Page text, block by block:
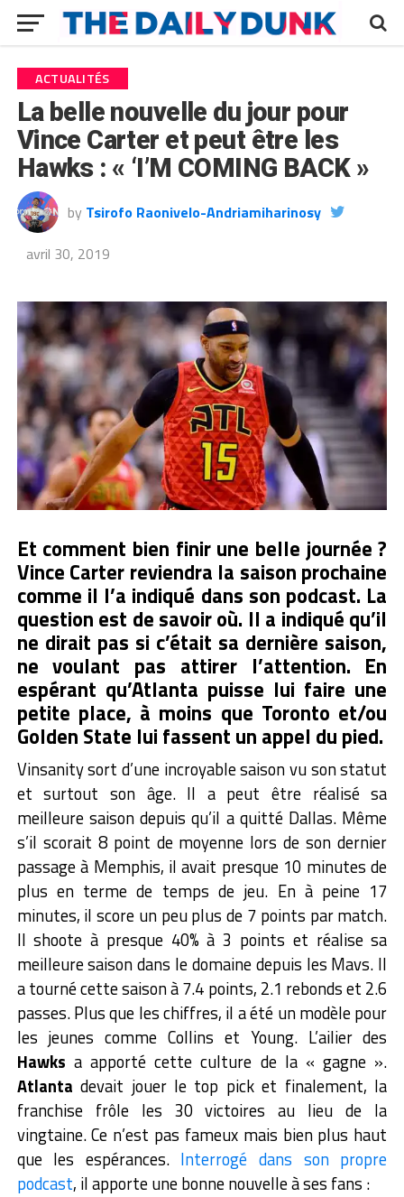
ACTUALITÉS
La belle nouvelle du jour pour
Vince Carter et peut être les
Hawks : « ‘I’M COMING BACK »
by Tsirofo Raonivelo-Andriamiharinosy
avril 30, 2019
Et comment bien finir une belle journée ?
Vince Carter reviendra la saison prochaine
comme il l’a indiqué dans son podcast. La
question est de savoir où. Il a indiqué qu’il
ne dirait pas si c’était sa dernière saison,
ne voulant pas attirer l’attention. En
espérant qu’Atlanta puisse lui faire une
petite place, à moins que Toronto et/ou
Golden State lui fassent un appel du pied.
Vinsanity sort d’une incroyable saison vu son statut
et surtout son âge. Il a peut être réalisé sa
meilleure saison depuis qu’il a quitté Dallas. Même
s’il scorait 8 point de moyenne lors de son dernier
passage à Memphis, il avait presque 10 minutes de
plus en terme de temps de jeu. En à peine 17
minutes, il score un peu plus de 7 points par match.
Il shoote à presque 40% à 3 points et réalise sa
meilleure saison dans le domaine depuis les Mavs. Il
a tourné cette saison à 7.4 points, 2.1 rebonds et 2.6
passes. Plus que les chiffres, il a été un modèle pour
les jeunes comme Collins et Young. L’ailier des
Hawks a apporté cette culture de la « gagne ».
Atlanta devait jouer le top pick et finalement, la
franchise frôle les 30 victoires au lieu de la
vingtaine. Ce n’est pas fameux mais bien plus haut
que les espérances. Interrogé dans son propre
podcast, il apporte une bonne nouvelle à ses fans :